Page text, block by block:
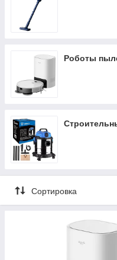
Роботы
Сортировка